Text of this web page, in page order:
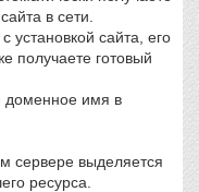
в сети.
сайта, его
получаете готовый
доменное имя в
сервере выделяется
ресурса.